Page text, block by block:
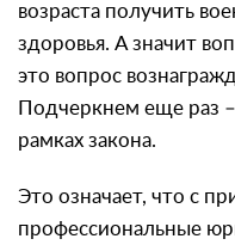
возраста получить
здоровья. А значит
это вопрос
Подчеркнем еще раз
рамках закона.
Это означает, что с
профессиональные